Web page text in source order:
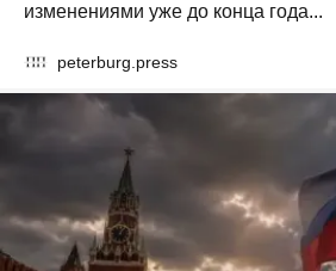
изменениями уже до конца года...
peterburg.press